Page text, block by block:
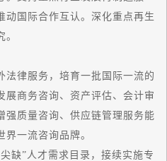
动国际合作互认。深化重点再生
律服务，培育一批国际一流的
展商务咨询、资产评估、会计审
强质量咨询、供应链管理服务能
界一流咨询品牌。
”人才需求目录，接续实施专